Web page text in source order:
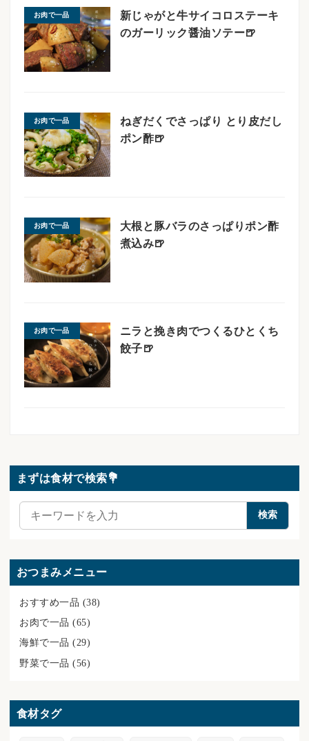
お肉で一品
新じゃがと牛サイコロステーキ
のガーリック醤油ソテー🍺
お肉で一品
ねぎだくでさっぱり とり皮だし
ポン酢🍺
お肉で一品
大根と豚バラのさっぱりポン酢
煮込み🍺
お肉で一品
ニラと挽き肉でつくるひとくち
餃子🍺
まずは食材で検索💐
検
検索
おつまみメニュー
おすすめ一品 (38)
お肉で一品 (65)
海鮮で一品 (29)
野菜で一品 (56)
食材タグ